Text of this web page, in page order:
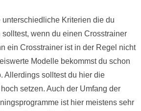
Kriterien die du
solltest, wenn du einen Crosstrainer
ein Crosstrainer ist in der Regel nicht
Modelle bekommst du schon
Allerdings solltest du hier die
setzen. Auch der Umfang der
ist hier meistens sehr